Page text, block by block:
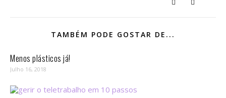
TAMBÉM PODE GOSTAR DE...
Menos plásticos já!
Julho 16, 2018